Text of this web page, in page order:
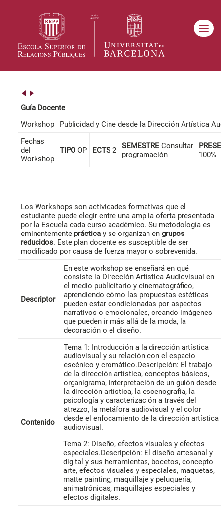
Guía Docente
Workshop
Publicidad y Cine desde la Dirección Artística
Fechas
del
Workshop
TIPO OP ECTS 2 SEMESTRE Consultar
programación
100%
Los Workshops son actividades formativas que el
estudiante puede elegir entre una amplia oferta presentada
por la Escuela cada curso académico. Su metodología es
eminentemente práctica y se organizan en grupos
reducidos. Este plan docente es susceptible de ser
modificado por causa de fuerza mayor o sobrevenida.
Descriptor
En este workshop se enseñará en qué
consiste la Dirección Artística Audiovisual en
el medio publicitario y cinematográfico,
aprendiendo cómo las propuestas estéticas
pueden estar condicionadas por aspectos
narrativos o emocionales, creando imágenes
que pueden ir más allá de la moda, la
decoración o el diseño.
Contenido
Tema 1: Introducción a la dirección artística
audiovisual y su relación con el espacio
escénico y cromático.Descripción: El trabajo
de la dirección artística, conceptos básicos,
organigrama, interpretación de un guión desde
la dirección artística, la escenografía, la
psicología y caracterización a través del
atrezzo, la metáfora audiovisual y el color
desde el enfocamiento de la dirección artística
audiovisual.
Tema 2: Diseño, efectos visuales y efectos
especiales.Descripción: El diseño artesanal y
digital y sus herramientas, bocetos, concepto
arte, efectos visuales y especiales, maquetas,
matte painting, maquillaje y peluquería,
animatrónicas, maquillajes especiales y
efectos digitales.